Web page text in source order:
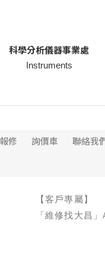
科學分析儀器事業處
Instruments
修 詢價車 聯絡我
【客戶專屬】
「維修找大昌」